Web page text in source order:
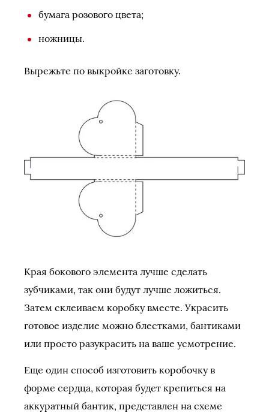
бумага розового цвета;
ножницы.
Вырежьте по выкройке заготовку.
Края бокового элемента лучше сделать
зубчиками, так они будут лучше ложиться.
Затем склеиваем коробку вместе. Украсить
готовое изделие можно блестками, бантиками
или просто разукрасить на ваше усмотрение.
Еще один способ изготовить коробочку в
форме сердца, которая будет крепиться на
аккуратный бантик, представлен на схеме